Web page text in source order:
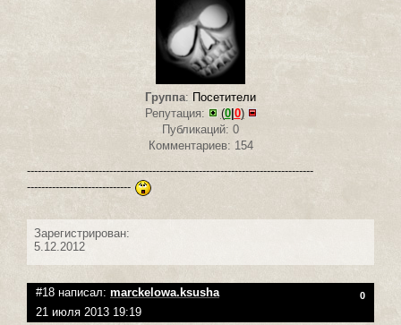
Группа: Посетители
Репутация:
(0| 0)
Публикаций: 0
Комментариев: 154
--------------------------------------------------------------------------------
-----------------------------
Зарегистрирован:
5.12.2012
#18 написал: marckelowa.ksusha 0
21 июля 2013 19:19